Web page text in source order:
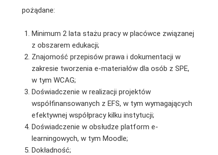
pożądane:
Minimum 2 lata stażu pracy w placówce związanej
z obszarem edukacji;
Znajomość przepisów prawa i dokumentacji w
zakresie tworzenia e-materiałów dla osób z SPE,
w tym WCAG;
Doświadczenie w realizacji projektów
współfinansowanych z EFS, w tym wymagających
efektywnej współpracy kilku instytucji;
Doświadczenie w obsłudze platform e-
learningowych, w tym Moodle;
Dokładność;